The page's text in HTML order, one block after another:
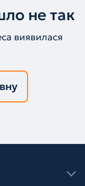
не так
виявилася